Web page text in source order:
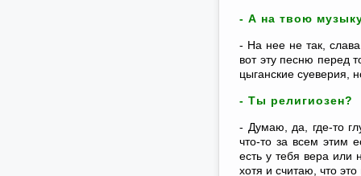
- А на твою
- На нее не так,
вот эту песню перед
цыганские суеверия,
- Ты религиозен?
- Думаю, да, где-то
что-то за всем этим
есть у тебя вера или
хотя и считаю, что